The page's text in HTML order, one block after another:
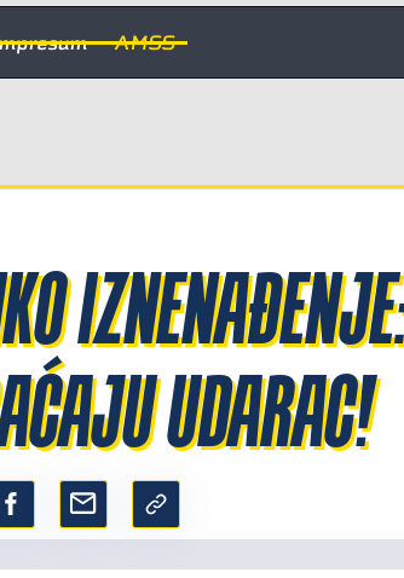
AMSS
IZNENAĐENJE:
UDARAC!